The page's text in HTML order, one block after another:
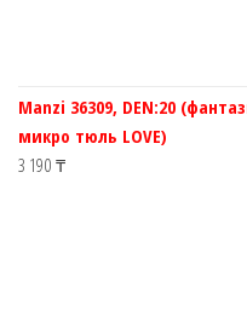
Manzi 36309, DEN:20
микро тюль LOVE)
3 190 ₸